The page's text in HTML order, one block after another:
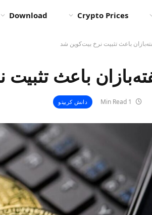
Crypto Prices
Download
باعث تثبیت نرخ بیت‌کوین شد
باعث
دانش کریپتو